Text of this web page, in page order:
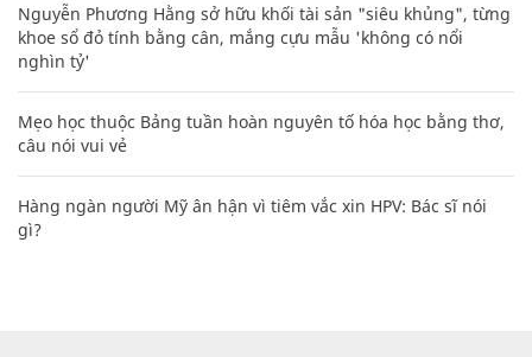
Nguyễn Phương Hằng sở hữu khối tài sản "siêu khủng", từng
khoe sổ đỏ tính bằng cân, mắng cựu mẫu 'không có nổi
nghìn tỷ'
Mẹo học thuộc Bảng tuần hoàn nguyên tố hóa học bằng thơ,
câu nói vui vẻ
Hàng ngàn người Mỹ ân hận vì tiêm vắc xin HPV: Bác sĩ nói
gì?